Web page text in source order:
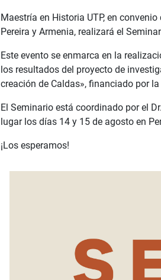
Maestría en Historia UTP, en
Pereira y Armenia, realizará el
Este evento se enmarca en la
los resultados del proyecto de
creación de Caldas», financiado por
El Seminario está coordinado por el
lugar los días 14 y 15 de agosto en
¡Los esperamos!